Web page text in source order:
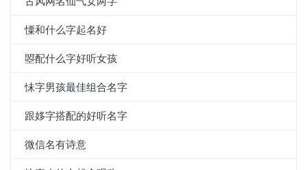
憟和什么字起名好
曌配什么字好听女孩
怽字男孩最佳组合名字
跟姼字搭配的好听名字
微信名有诗意